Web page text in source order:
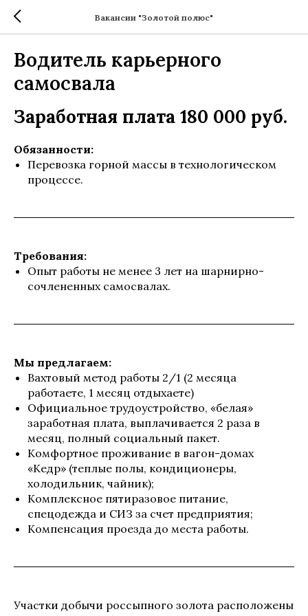
Вакансии "Золотой полюс"
Водитель карьерного
самосвала
Заработная плата 180 000 руб.
Обязанности:
Перевозка горной массы в технологическом
процессе.
Требования:
Опыт работы не менее 3 лет на шарнирно-
сочлененных самосвалах.
Мы предлагаем:
Вахтовый метод работы 2/1 (2 месяца
работаете, 1 месяц отдыхаете)
Официальное трудоустройство, «белая»
заработная плата, выплачивается 2 раза в
месяц, полный социальный пакет.
Комфортное проживание в вагон-домах
«Кедр» (теплые полы, кондиционеры,
холодильник, чайник);
Комплексное пятиразовое питание,
спецодежда и СИЗ за счет предприятия;
Компенсация проезда до места работы.
Участки добычи россыпного золота расположены